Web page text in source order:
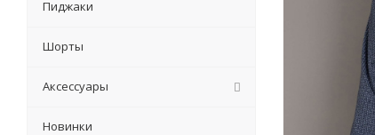
Пиджаки
Шорты
Аксессуары
Новинки